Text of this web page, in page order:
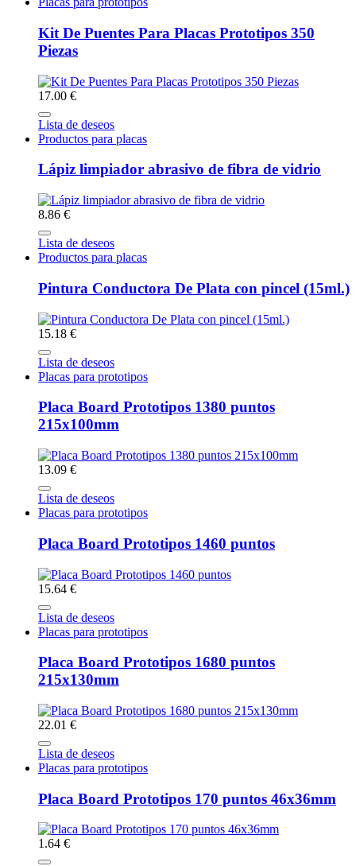
Kit De Puentes Para Placas Prototipos 350
Piezas
17.00 €
Lista de deseos
Productos para placas
Lápiz limpiador abrasivo de fibra de vidrio
8.86 €
Lista de deseos
Productos para placas
Pintura Conductora De Plata con pincel (15ml.)
15.18 €
Lista de deseos
Placas para prototipos
Placa Board Prototipos 1380 puntos
215x100mm
13.09 €
Lista de deseos
Placas para prototipos
Placa Board Prototipos 1460 puntos
15.64 €
Lista de deseos
Placas para prototipos
Placa Board Prototipos 1680 puntos
215x130mm
22.01 €
Lista de deseos
Placas para prototipos
Placa Board Prototipos 170 puntos 46x36mm
1.64 €